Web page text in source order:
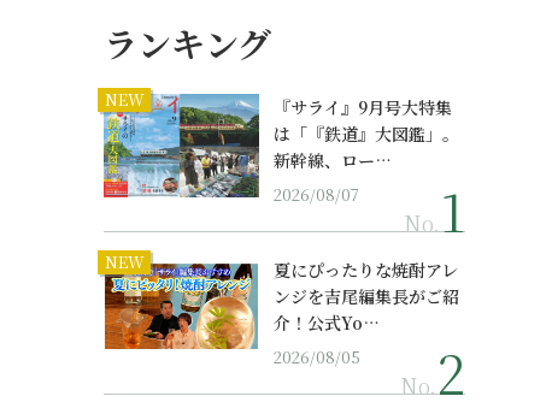
ランキング
NEW
『サライ』9月号大特集
は「『鉄道』大図鑑」。
新幹線、ロー…
2026/08/07
No.
NEW
夏にぴったりな焼酎アレ
ンジを吉尾編集長がご紹
介！公式Yo…
2026/08/05
No.